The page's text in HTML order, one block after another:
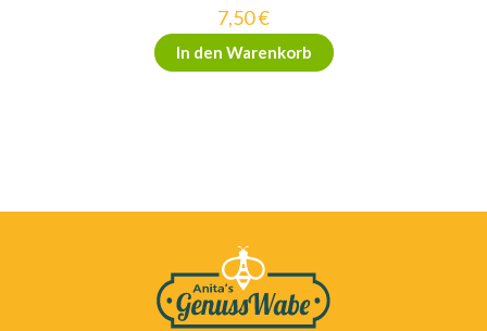
7,50€
In den Warenkorb